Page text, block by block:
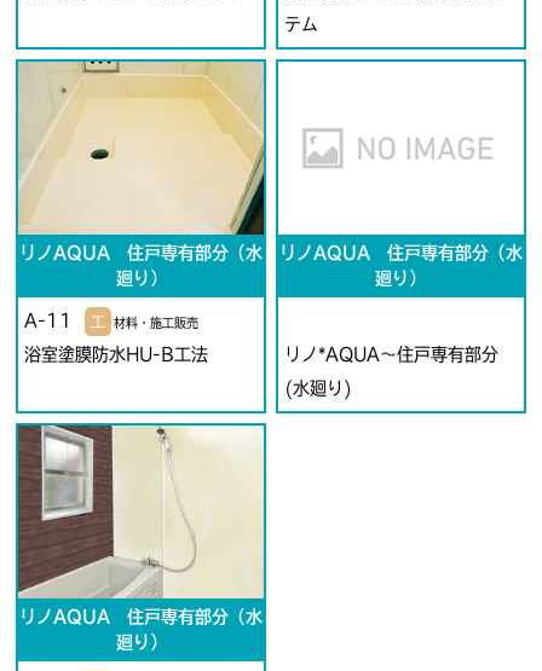
テム
リノAQUA 住戸専有部分（水
廻り）
A-11 工 材料・施工販売
浴室塗膜防水HU-B工法
リノAQUA 住戸専有部分（水
廻り）
リノ*AQUA～住戸専有部分
(水廻り)
リノAQUA 住戸専有部分（水
廻り）